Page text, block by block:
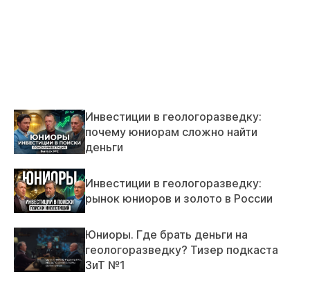
Инвестиции в геологоразведку:
почему юниорам сложно найти
деньги
Инвестиции в геологоразведку:
рынок юниоров и золото в России
Юниоры. Где брать деньги на
геологоразведку? Тизер подкаста
ЗиТ №1